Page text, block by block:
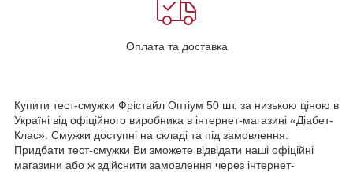
Оплата та доставка
Купити тест-смужки Фрістайл Оптіум 50 шт. за низькою ціною в
Україні від офіційного виробника в інтернет-магазині «Діабет-
Клас». Смужки доступні на складі та під замовлення.
Придбати тест-смужки Ви зможете відвідати наші офіційні
магазини або ж здійснити замовлення через інтернет-